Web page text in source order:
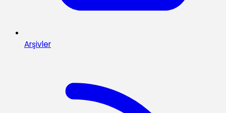
Arşivler